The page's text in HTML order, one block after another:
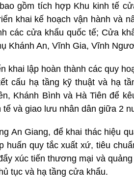
gồm tích hợp Khu kinh tế
khai kế hoạch vận hành và
các cửa khẩu quốc tế; Cửa
Khánh An, Vĩnh Gia, Vĩnh
khai lập hoàn thành các quy
cấu hạ tầng kỹ thuật và hạ
Khánh Bình và Hà Tiên để
và giao lưu nhân dân giữa 2
An Giang, để khai thác hiệu
huấn quy tắc xuất xứ, tiêu
xúc tiến thương mại và
tục và hạ tầng cửa khẩu.